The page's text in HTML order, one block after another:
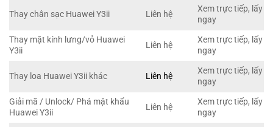
Thay chân sạc Huawei Y3ii Liên hệ
Xem trực tiếp, lấy
ngay
Thay mặt kính lưng/vỏ Huawei
Y3ii
Liên hệ
Xem trực tiếp, lấy
ngay
Thay loa Huawei Y3ii khác Liên hệ
Xem trực tiếp, lấy
ngay
Giải mã / Unlock/ Phá mật khẩu
Huawei Y3ii
Liên hệ
Xem trực tiếp, lấy
ngay